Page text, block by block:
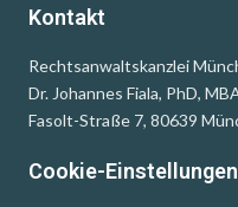
Kontakt
Rechtsanwaltskanzlei
Dr. Johannes Fiala, PhD,
Fasolt-Straße 7, 80639
Cookie-Einstellungen